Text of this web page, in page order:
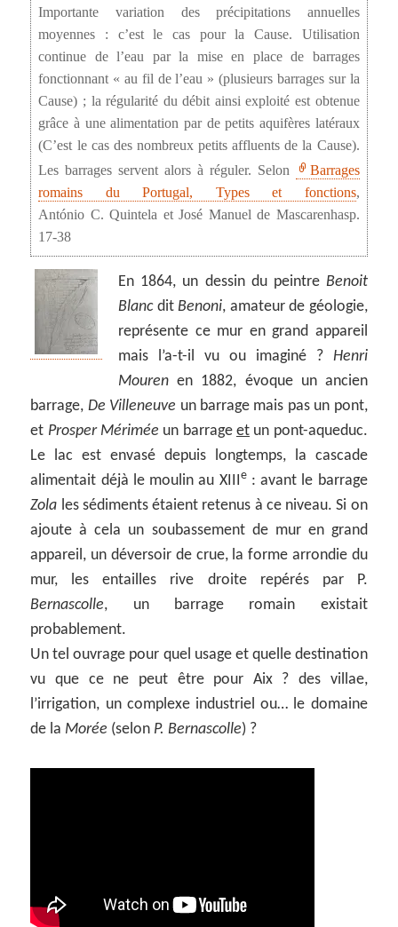
Importante variation des précipitations annuelles
moyennes : c’est le cas pour la Cause. Utilisation
continue de l’eau par la mise en place de barrages
fonctionnant « au fil de l’eau » (plusieurs barrages sur la
Cause) ; la régularité du débit ainsi exploité est obtenue
grâce à une alimentation par de petits aquifères latéraux
(C’est le cas des nombreux petits affluents de la Cause).
Les barrages servent alors à réguler. Selon
Barrages
romains du Portugal, Types et fonctions,
António C. Quintela et José Manuel de Mascarenhasp.
17-38
En 1864, un dessin du peintre Benoit
Blanc ditBenoni, amateur de géologie,
représente ce mur en grand appareil
mais l’a-t-il vu ou imaginé ? Henri
Mouren en 1882, évoque un ancien
barrage, De Villeneuve un barrage mais pas un pont,
et Prosper Mérimée un barrage etun pont-aqueduc.
Le lac est envasé depuis longtemps, la cascade
alimentait déjà le moulin au XIIIe: avant le barrage
Zola les sédiments étaient retenus à ce niveau. Si on
ajoute à cela un soubassement de mur en grand
appareil, un déversoir de crue, la forme arrondie du
mur, les entailles rive droite repérés par P.
Bernascolle, un barrage romain existait
probablement.
Un tel ouvrage pour quel usage et quelle destination
vu que ce ne peut être pour Aix ? des villae,
l’irrigation, un complexe industriel ou… le domaine
de la Morée (selon P. Bernascolle) ?